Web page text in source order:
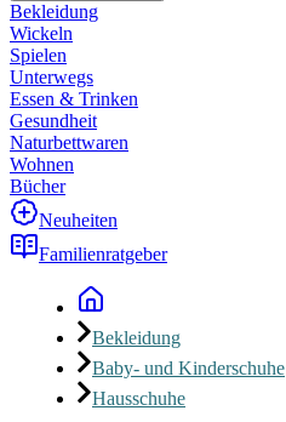
Bekleidung
Wickeln
Spielen
Unterwegs
Essen & Trinken
Gesundheit
Naturbettwaren
Wohnen
Bücher
Neuheiten
Familienratgeber
Bekleidung
Baby- und Kinderschuhe
Hausschuhe